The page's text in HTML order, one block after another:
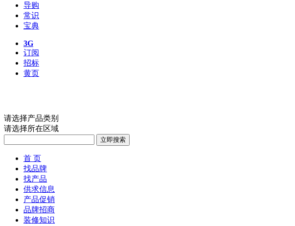
导购
常识
宝典
3G
订阅
招标
黄页
请选择产品类别
请选择所在区域
首 页
找品牌
找产品
供求信息
产品促销
品牌招商
装修知识